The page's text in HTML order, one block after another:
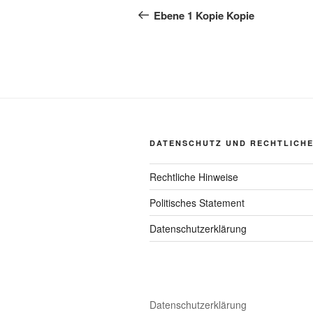
Beitrag
Ebene 1 Kopie Kopie
DATENSCHUTZ UND
Rechtliche Hinweise
Politisches Statement
Datenschutzerklärung
Datenschutzerklärung